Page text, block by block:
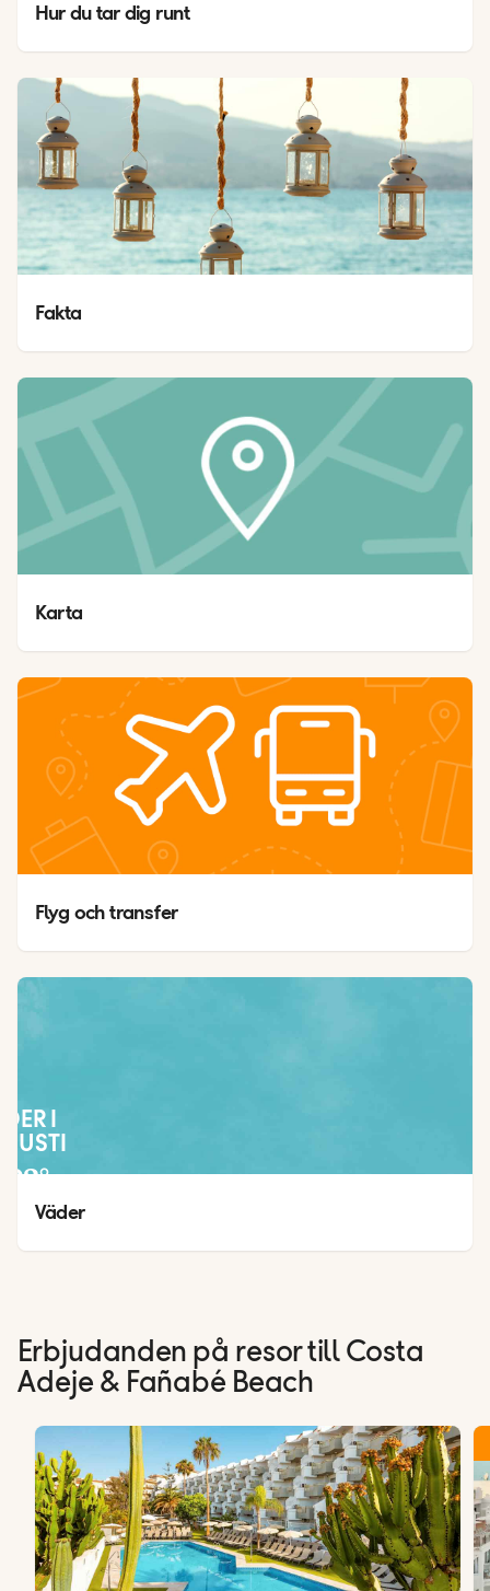
Hur du tar dig runt
Fakta
Flyg och transfer
I
23°
20°
Väder
Erbjudanden på resor till Costa
Adeje & Fañabé Beach